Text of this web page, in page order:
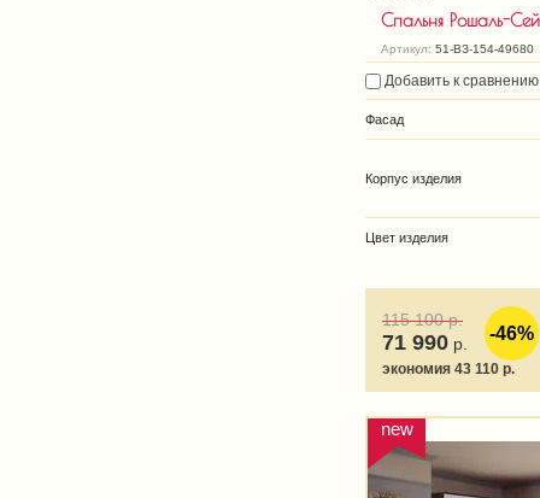
Спальня Рошаль-
Артикул: 51-ВЗ-154-49680
Добавить к сравнению
Фасад
Корпус изделия
Цвет изделия
-46%
115 100р.
71 990 р.
экономия 43 110 р.
new